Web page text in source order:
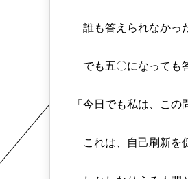
誰も答えられなかっ
でも五〇になっても
「今日でも私は、この
これは、自己刷新を